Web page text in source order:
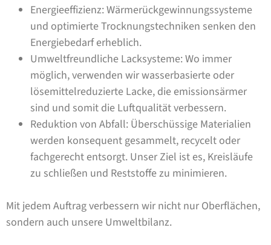
Energieeffizienz: Wärmerückgewinnungssysteme
und optimierte Trocknungstechniken senken den
Energiebedarf erheblich.
Umweltfreundliche Lacksysteme: Wo immer
möglich, verwenden wir wasserbasierte oder
lösemittelreduzierte Lacke, die emissionsärmer
sind und somit die Luftqualität verbessern.
Reduktion von Abfall: Überschüssige Materialien
werden konsequent gesammelt, recycelt oder
fachgerecht entsorgt. Unser Ziel ist es, Kreisläufe
zu schließen und Reststoffe zu minimieren.
Mit jedem Auftrag verbessern wir nicht nur Oberflächen,
sondern auch unsere Umweltbilanz.